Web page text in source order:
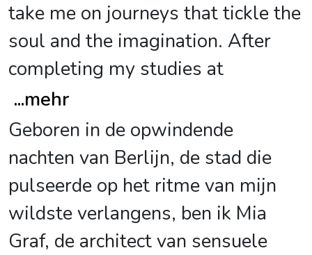
take me on journeys that tickle the
soul and the imagination. After
completing my studies at
...mehr
Geboren in de opwindende
nachten van Berlijn, de stad die
pulseerde op het ritme van mijn
wildste verlangens, ben ik Mia
Graf, de architect van sensuele